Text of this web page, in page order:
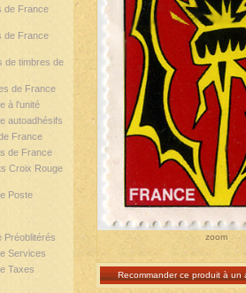
zoom
Recommander ce produit à un
de France
de France
de timbres de
de France
à l'unité
autoadhésifs
France
de France
Croix Rouge
Poste
Préoblitérés
Services
Taxes